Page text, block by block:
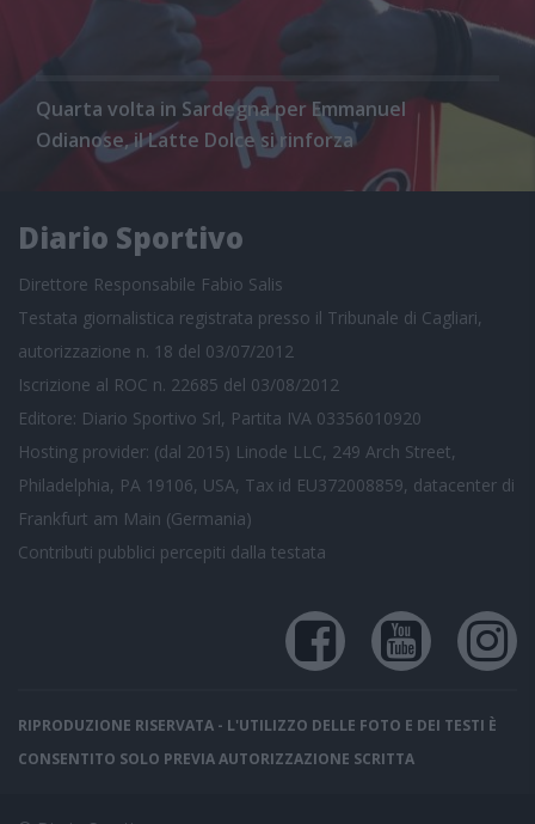
Quarta volta in Sardegna per Emmanuel
Odianose, il Latte Dolce si rinforza
Diario Sportivo
Direttore Responsabile Fabio Salis
Testata giornalistica registrata presso il Tribunale di Cagliari,
autorizzazione n. 18 del 03/07/2012
Iscrizione al ROC n. 22685 del 03/08/2012
Editore: Diario Sportivo Srl, Partita IVA 03356010920
Hosting provider: (dal 2015) Linode LLC, 249 Arch Street,
Philadelphia, PA 19106, USA, Tax id EU372008859, datacenter di
Frankfurt am Main (Germania)
Contributi pubblici percepiti dalla testata
RIPRODUZIONE RISERVATA - L'UTILIZZO DELLE FOTO E DEI TESTI È
CONSENTITO SOLO PREVIA AUTORIZZAZIONE SCRITTA